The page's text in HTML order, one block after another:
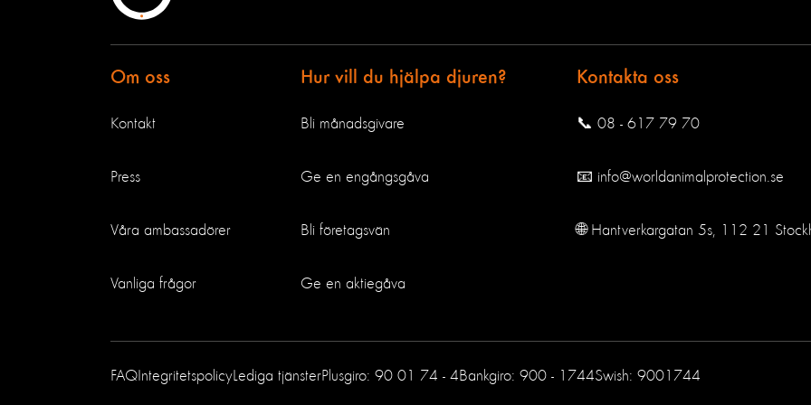
Om oss
Kontakt
Press
Våra ambassadörer
Vanliga frågor
Hur vill du hjälpa djuren?
Bli månadsgivare
Ge en engångsgåva
Bli företagsvän
Ge en aktiegåva
Kontakta oss
📞 08 - 617 79 70
📧 info@worldanimalprotection.se
🌐 Hantverkargatan 5s, 112 21
FAQ IntegritetspolicyLediga tjänsterPlusgiro: 90 01 74 - 4Bankgiro: 900 - 1744Swish: 9001744